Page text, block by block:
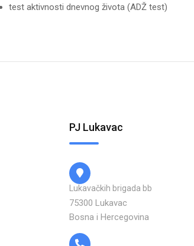
test aktivnosti dnevnog života (ADŽ test)
PJ Lukavac
Lukavačkih brigada bb
75300 Lukavac
Bosna i Hercegovina